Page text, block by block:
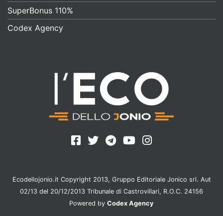
SuperBonus 110%
Codex Agency
Ecodellojonio.it Copyright 2013, Gruppo Editoriale Jonico srl. Aut
02/13 del 20/12/2013 Tribunale di Castrovillari, R.O.C. 24156
Powered by Codex Agency